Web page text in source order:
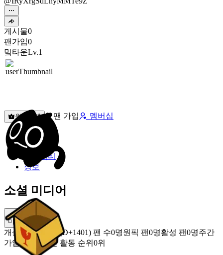
게시물0
팬가입0
밐타운Lv.1
원픽선택 팬 가입 멤버십
밐타운
피드
커뮤니티
정보
소셜 미디어
미밐 공유
개설 2022.10.06 (D+1401) 팬 수0명원픽 팬0명활성 팬0명주간
가입 팬 0명주간 활동 순위 0위